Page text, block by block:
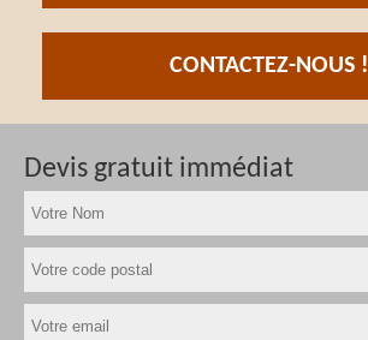
CONTACTEZ-NOUS !
Devis gratuit immédiat